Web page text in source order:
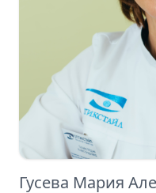
Гусева Мария